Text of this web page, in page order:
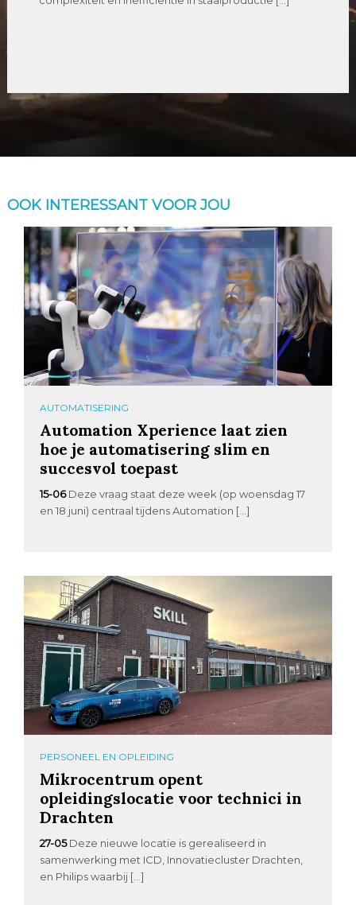
OOK INTERESSANT VOOR JOU
AUTOMATISERING
Automation Xperience laat zien
hoe je automatisering slim en
succesvol toepast
15-06 Deze vraag staat deze week (op woensdag 17
en 18 juni) centraal tijdens Automation […]
PERSONEEL EN OPLEIDING
Mikrocentrum opent
opleidingslocatie voor technici in
Drachten
27-05 Deze nieuwe locatie is gerealiseerd in
samenwerking met ICD, Innovatiecluster Drachten,
en Philips waarbij […]